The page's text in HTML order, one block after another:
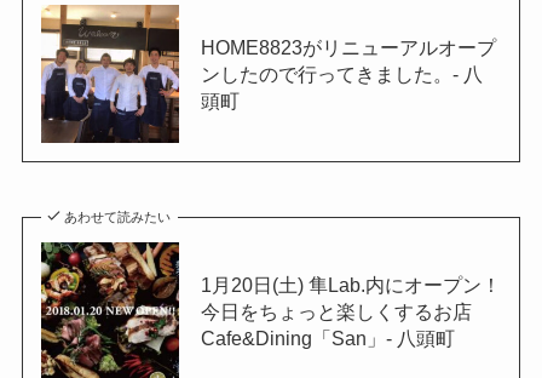
HOME8823がリニューアルオープ
ンしたので行ってきました。- 八
頭町
あわせて読みたい
1月20日(土) 隼Lab.内にオープン！
今日をちょっと楽しくするお店
Cafe&Dining「San」- 八頭町